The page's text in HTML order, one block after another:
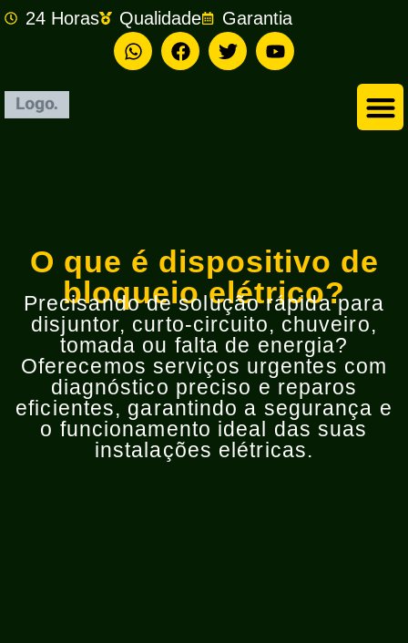
24 Horas Qualidade Garantia
O que é dispositivo de
bloqueio elétrico?
Precisando de solução rápida para
disjuntor, curto-circuito, chuveiro,
tomada ou falta de energia?
Oferecemos serviços urgentes com
diagnóstico preciso e reparos
eficientes, garantindo a segurança e
o funcionamento ideal das suas
instalações elétricas.